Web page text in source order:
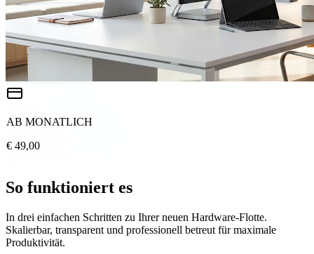
AB MONATLICH
€ 49,00
So funktioniert es
In drei einfachen Schritten zu Ihrer neuen Hardware-Flotte.
Skalierbar, transparent und professionell betreut für maximale
Produktivität.